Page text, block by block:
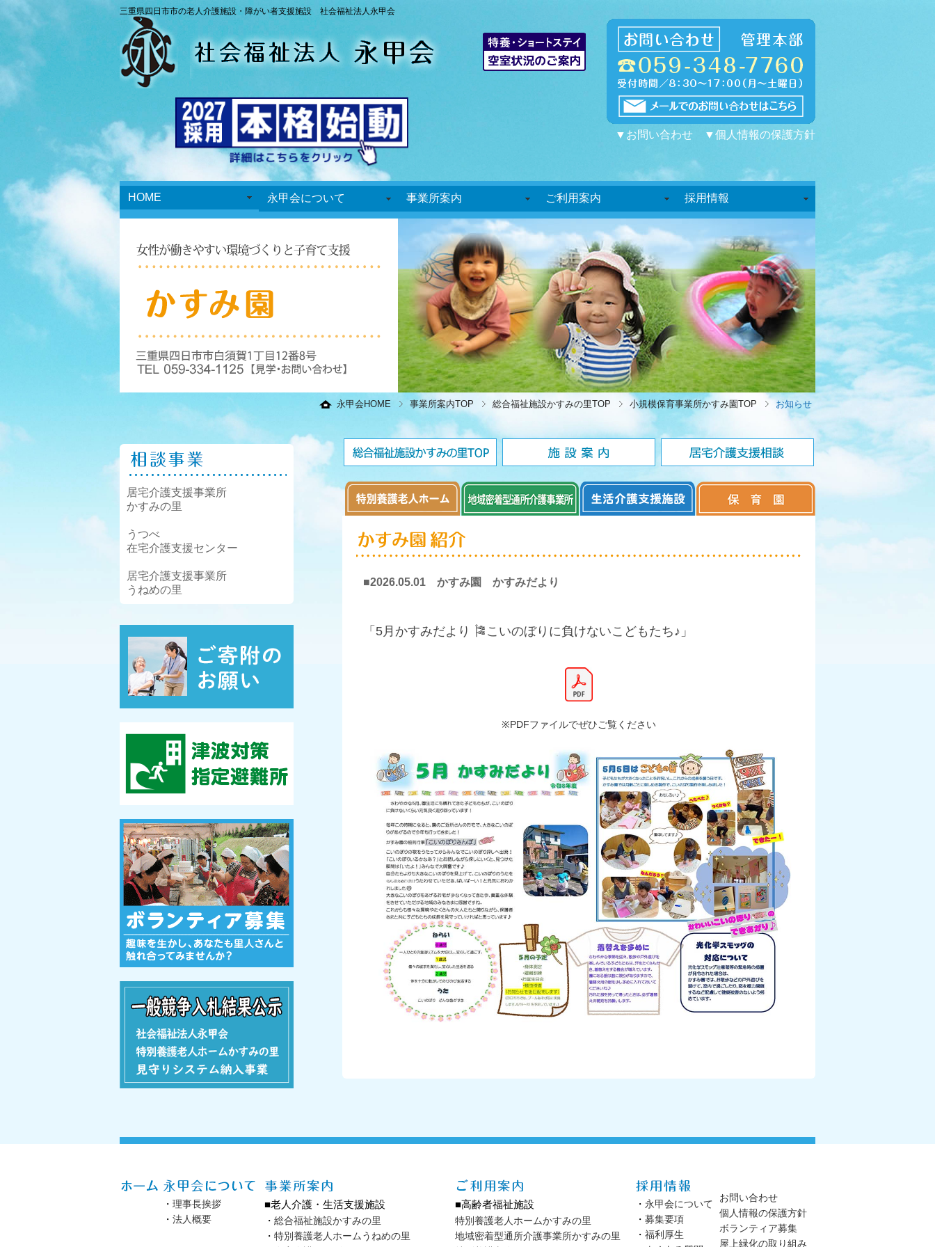
三重県四日市市の老人介護施設・障がい者支援施設 社会福祉法人永甲会
▼お問い合わせ ▼個人情報の保護方針
HOME 永甲会について 事業所案内 ご利用案内 採用情報
永甲会HOME 事業所案内TOP 総合福祉施設かすみの里TOP 小規模保育事業所かすみ園TOP お知らせ
居宅介護支援事業所
かすみの里
うつべ
在宅介護支援センター
居宅介護支援事業所
うねめの里
■2026.05.01 かすみ園 かすみだより
「5月かすみだより 🎏こいのぼりに負けないこどもたち♪」
※PDFファイルでぜひご覧ください
・ 理事長挨拶
・ 法人概要
■老人介護・生活支援施設
・ 総合福祉施設かすみの里
・ 特別養護老人ホームうねめの里
■高齢者福祉施設
特別養護老人ホームかすみの里
地域密着型通所介護事業所かすみの里
・ 永甲会について
・ 募集要項
・ 福利厚生
お問い合わせ
個人情報の保護方針
ボランティア募集
屋上緑化の取り組み